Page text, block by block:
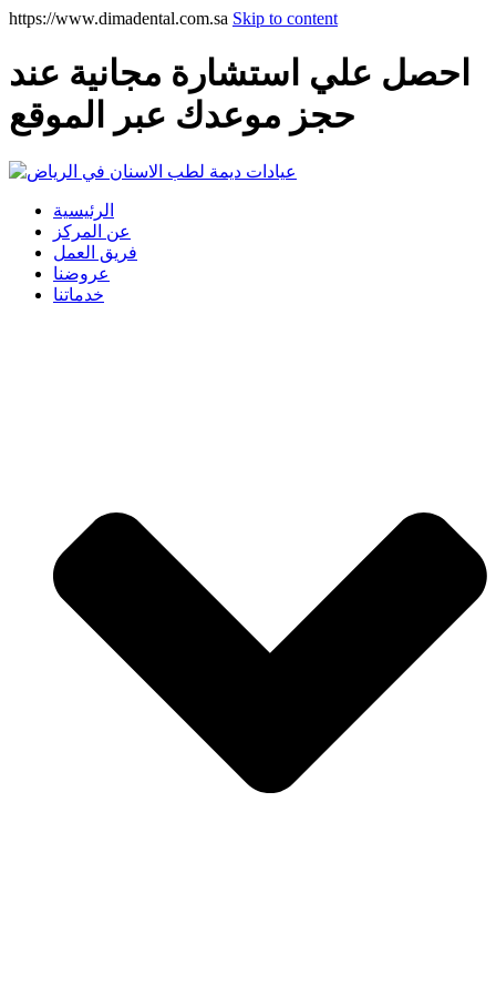
https://www.dimadental.com.sa Skip to content
احصل علي استشارة مجانية عند
حجز موعدك عبر الموقع
الرئيسية
عن المركز
فريق العمل
عروضنا
خدماتنا